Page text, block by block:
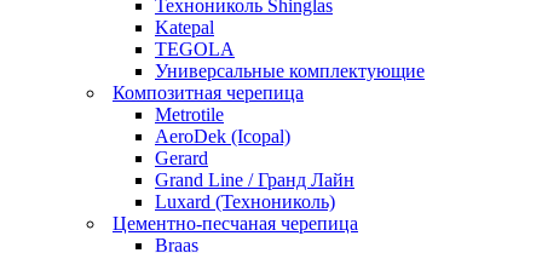
Технониколь Shinglas
Katepal
TEGOLA
Универсальные комплектующие
Композитная черепица
Metrotile
AeroDek (Icopal)
Gerard
Grand Line / Гранд Лайн
Luxard (Технониколь)
Цементно-песчаная черепица
Braas